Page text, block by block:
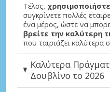
Τέλος,
συγκρίνετε πολλές
ένα μέρος, ώστε να
βρείτε την καλύτερη
που ταιριάζει καλύτερα
Καλύτερα
Δουβλίνο το 2026